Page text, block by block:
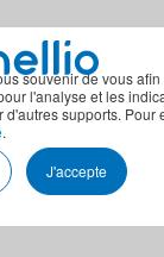
souvenir de vous
l'analyse et les
supports. Pour
.
J'accepte